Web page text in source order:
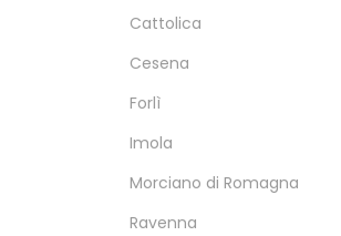
Cattolica
Cesena
Forlì
Imola
Morciano di Romagna
Ravenna